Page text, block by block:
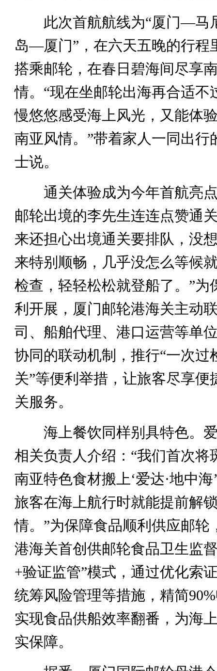
此次首航航线为“厦门—马
岛—厦门”，在六天五晚的行程
搭乘邮轮，在春日碧海间尽享
情。“现在坐邮轮出海再合适不
慢悠悠感受海上风光，又能体
南亚风情。”带着家人一同出行
士说。
通关体验成为今年首航亮点
邮轮出境的李先生连连点赞通
来还担心出境通关要排队，没
来特别顺畅，几乎没怎么等候
检查，轻轻松松就登船了。”为
利开展，厦门邮轮港海关主动
司、船舶代理、港口运营等单
协同的联动机制，推行“一次过
关”等便利举措，让旅客尽享便
关服务。
海上餐饮同样别具特色。爱
相关负责人介绍：“我们首次将
南亚特色食材搬上‘爱达·地中
旅客在海上航行时就能提前解
情。”为保障食品顺利供应邮轮
港海关首创供邮轮食品卫生监
+验证监管”模式，通过优化索
统筹风险管理等措施，精简
实现食品供船效率翻番，为海
实保障。